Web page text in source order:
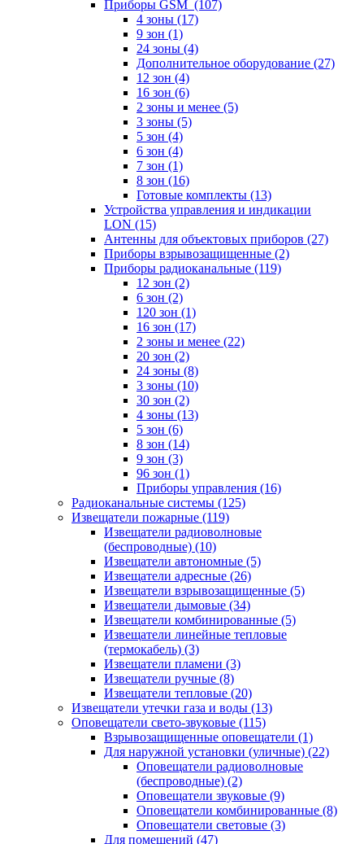
Приборы GSM (107)
4 зоны (17)
9 зон (1)
24 зоны (4)
Дополнительное оборудование (27)
12 зон (4)
16 зон (6)
2 зоны и менее (5)
3 зоны (5)
5 зон (4)
6 зон (4)
7 зон (1)
8 зон (16)
Готовые комплекты (13)
Устройства управления и индикации
LON (15)
Антенны для объектовых приборов (27)
Приборы взрывозащищенные (2)
Приборы радиоканальные (119)
12 зон (2)
6 зон (2)
120 зон (1)
16 зон (17)
2 зоны и менее (22)
20 зон (2)
24 зоны (8)
3 зоны (10)
30 зон (2)
4 зоны (13)
5 зон (6)
8 зон (14)
9 зон (3)
96 зон (1)
Приборы управления (16)
Радиоканальные системы (125)
Извещатели пожарные (119)
Извещатели радиоволновые
(беспроводные) (10)
Извещатели автономные (5)
Извещатели адресные (26)
Извещатели взрывозащищенные (5)
Извещатели дымовые (34)
Извещатели комбинированные (5)
Извещатели линейные тепловые
(термокабель) (3)
Извещатели пламени (3)
Извещатели ручные (8)
Извещатели тепловые (20)
Извещатели утечки газа и воды (13)
Оповещатели свето-звуковые (115)
Взрывозащищенные оповещатели (1)
Для наружной установки (уличные) (22)
Оповещатели радиоволновые
(беспроводные) (2)
Оповещатели звуковые (9)
Оповещатели комбинированные (8)
Оповещатели световые (3)
Для помещений (47)